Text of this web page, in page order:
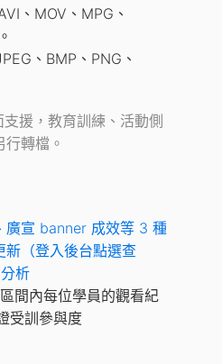
、MOV、MPG、
、BMP、PNG、
援，教育訓練、活動側
轉檔。
廣宣 banner 成效等 3 種
新（登入後台點選查
析
間內每位學員的觀看紀
受訓參與度